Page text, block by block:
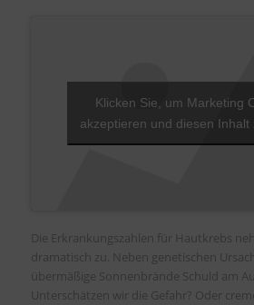
Klicken Sie, um Marketing
akzeptieren und diesen Inhalt
Die Erkrankungszahlen für Hautkrebs
dramatisch zu. Neben genetischen
übermäßige Sonnenbrände Schuld am
Unterschätzen wir die Gefahr? Oder